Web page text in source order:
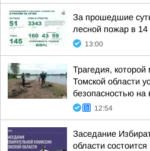
За прошедшие
лесной пожар в 14
13:00
Трагедия,
Томской области
безопасностью на
12:54
Заседание
области состоится